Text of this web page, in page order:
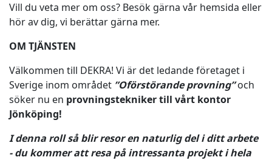
Vill du veta mer om oss? Besök gärna vår hemsida eller
hör av dig, vi berättar gärna mer.
OM TJÄNSTEN
Välkommen till DEKRA! Vi är det ledande företaget i
Sverige inom området ”Oförstörande provning”och
söker nu en provningstekniker till vårt kontor
Jönköping!
I denna roll så blir resor en naturlig del i ditt arbete
- du kommer att resa på intressanta projekt i hela